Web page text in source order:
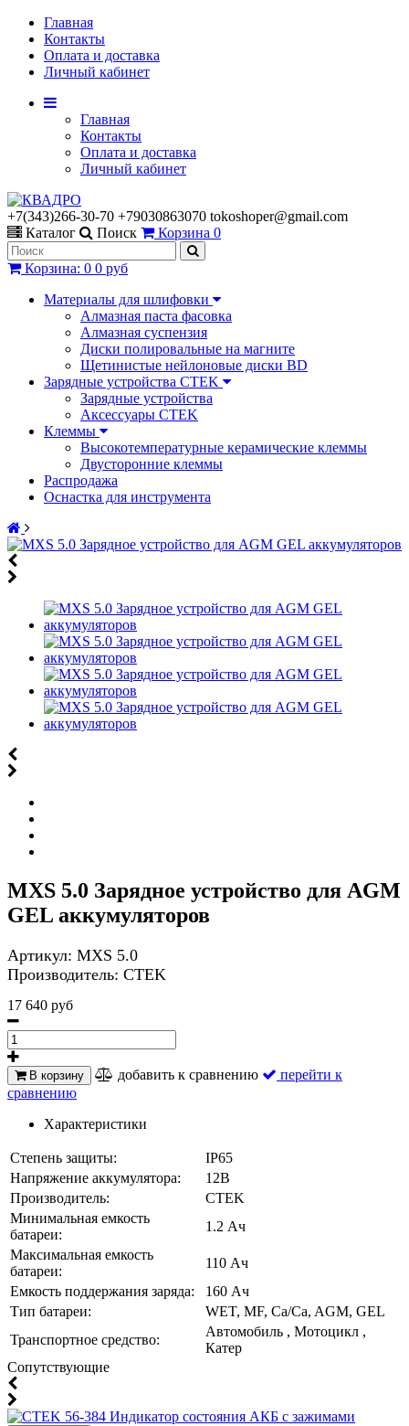
Главная
Контакты
Оплата и доставка
Личный кабинет
Главная
Контакты
Оплата и доставка
Личный кабинет
+7(343)266-30-70 +79030863070 tokoshoper@gmail.com
Каталог
Поиск Корзина 0
Корзина: 0 0 руб
Материалы для шлифовки
Алмазная паста фасовка
Алмазная суспензия
Диски полировальные на магните
Щетинистые нейлоновые диски BD
Зарядные устройства CTEK
Зарядные устройства
Аксессуары CTEK
Клеммы
Высокотемпературные керамические клеммы
Двусторонние клеммы
Распродажа
Оснастка для инструмента
MXS 5.0 Зарядное устройство для AGM
GEL аккумуляторов
Артикул: MXS 5.0
Производитель: CTEK
17 640 руб
В корзину добавить к сравнению
перейти к
сравнению
Характеристики
Степень защиты:
IP65
Напряжение аккумулятора:
12В
Производитель:
CTEK
Минимальная емкость
батареи:
1.2 Ач
Максимальная емкость
батареи:
110 Ач
Емкость поддержания заряда:
160 Ач
Тип батареи:
WET, MF, Ca/Ca, AGM, GEL
Транспортное средство:
Автомобиль , Мотоцикл ,
Катер
Cопутствующие